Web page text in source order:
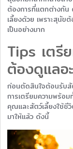
ต้องการที่แตกต่างกัน
เลี้ยงด้วย เพราะสุนัข
เป็นอย่างมาก
Tips เตรี
ต้องดูแลอ
ก่อนตัดสินใจต้อนรับ
การเตรียมความพร้อ
คุณและสัตว์เลี้ยงใช้ชี
มาให้แล้ว ดังนี้